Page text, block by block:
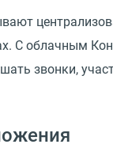
С облачным
звонки,